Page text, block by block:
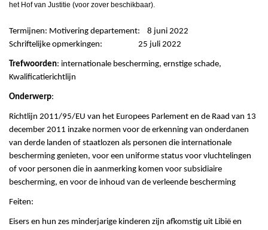
het Hof van Justitie (voor zover beschikbaar).
Termijnen: Motivering departement: 8 juni 2022
Schriftelijke opmerkingen: 25 juli 2022
Trefwoorden: internationale bescherming, ernstige schade,
Kwalificatierichtlijn
Onderwerp:
Richtlijn 2011/95/EU van het Europees Parlement en de Raad van 13
december 2011 inzake normen voor de erkenning van onderdanen
van derde landen of staatlozen als personen die internationale
bescherming genieten, voor een uniforme status voor vluchtelingen
of voor personen die in aanmerking komen voor subsidiaire
bescherming, en voor de inhoud van de verleende bescherming
Feiten:
Eisers en hun zes minderjarige kinderen zijn afkomstig uit Libië en